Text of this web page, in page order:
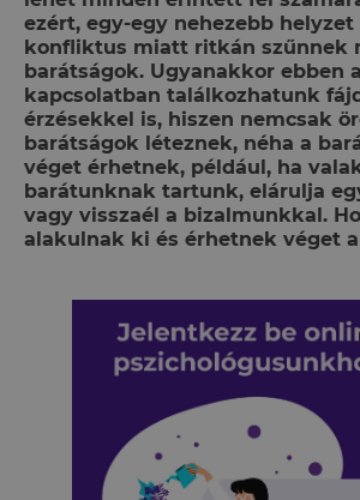
ezért, egy-egy nehezebb helyzet
konfliktus miatt ritkán szűnnek
barátságok. Ugyanakkor ebben
kapcsolatban találkozhatunk
érzésekkel is, hiszen nemcsak
barátságok léteznek, néha a
véget érhetnek, például, ha
barátunknak tartunk, elárulja
vagy visszaél a bizalmunkkal.
alakulnak ki és érhetnek véget